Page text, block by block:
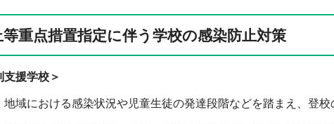
等重点措置指定に伴う学校の感染防止対策
支援学校＞
地域における感染状況や児童生徒の発達段階などを踏まえ、登